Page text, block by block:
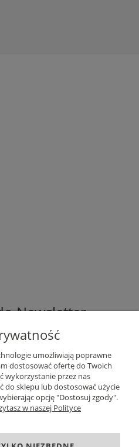
Newsletter
SIĘ
umożliwiają poprawne
dostosować ofertę do Twoich
wykorzystanie przez nas
do sklepu lub dostosować użycie
opcję "Dostosuj zgody".
w naszej Polityce